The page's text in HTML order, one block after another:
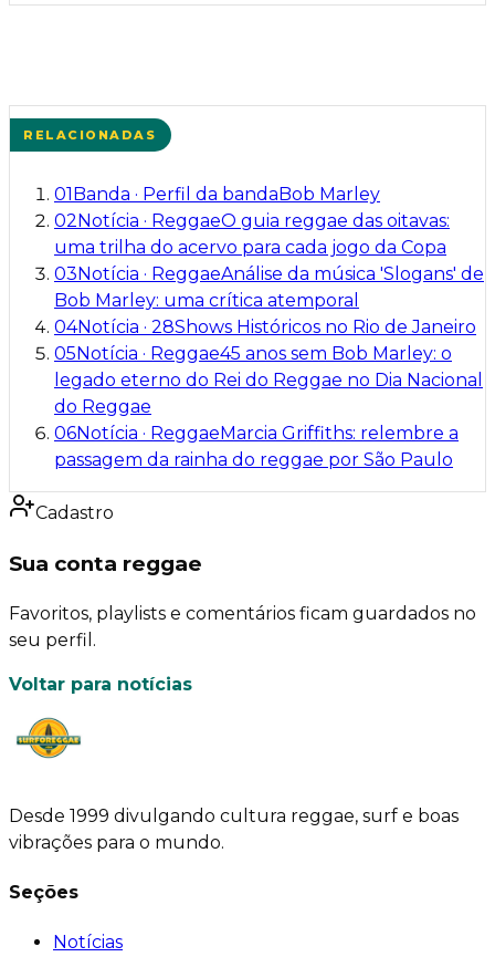
RELACIONADAS
01 Banda · Perfil da banda Bob Marley
02 Notícia · ReggaeO guia reggae das oitavas:
uma trilha do acervo para cada jogo da Copa
03 Notícia · ReggaeAnálise da música 'Slogans' de
Bob Marley: uma crítica atemporal
04Notícia · 28Shows Históricos no Rio de Janeiro
05 Notícia · Reggae45 anos sem Bob Marley: o
legado eterno do Rei do Reggae no Dia Nacional
do Reggae
06Notícia · Reggae Marcia Griffiths: relembre a
passagem da rainha do reggae por São Paulo
Cadastro
Sua conta reggae
Favoritos, playlists e comentários ficam guardados no
seu perfil.
Voltar para notícias
Desde 1999 divulgando cultura reggae, surf e boas
vibrações para o mundo.
Seções
Notícias